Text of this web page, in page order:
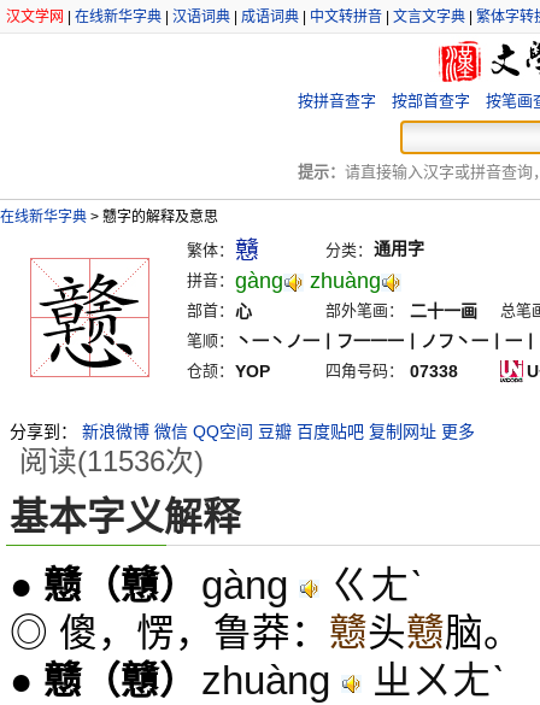
汉文学网 在线新华字典 汉语词典 成语词典 中文转拼音 文言文字典 繁体字转
按拼音查字 按部首查字 按笔画
提示： 请直接输入汉字或拼音查询
在线新华字典 > 戆字的解释及意思
繁体： 戇 分类： 通用字
拼音： gàng zhuàng
部首： 心 部外笔画： 二十一画
总笔
笔顺：
丶一丶ノ一丨フ一一一丨ノフ丶一丨一
仓颉： YOP 四角号码： 07338
分享到： 新浪微博 微信 QQ空间 豆瓣 百度贴吧 复制网址 更多
阅读(11536次)
基本字义解释
● 戆（戇） gàng ㄍㄤˋ
◎ 傻，愣，鲁莽： 戆头戆脑。
● 戆（戇） zhuàng ㄓㄨㄤˋ